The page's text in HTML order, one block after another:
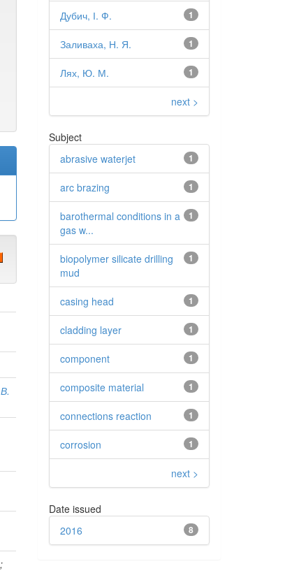
;
1
Дубич, І. Ф.
1
Заливаха, Н. Я.
1
Лях, Ю. М.
next >
Subject
1
abrasive waterjet
1
arc brazing
1
barothermal conditions in a
gas w...
1
biopolymer silicate drilling
mud
1
casing head
1
cladding layer
1
component
1
composite material
1
connections reaction
1
corrosion
next >
Date issued
8
2016